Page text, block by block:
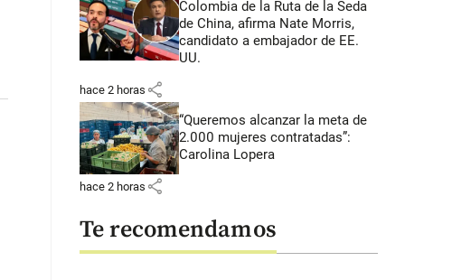
Colombia de la Ruta de la Seda
de China, afirma Nate Morris,
candidato a embajador de EE.
UU.
hace 2 horas share
“Queremos alcanzar la meta de
2.000 mujeres contratadas”:
Carolina Lopera
hace 2 horas share
Te recomendamos